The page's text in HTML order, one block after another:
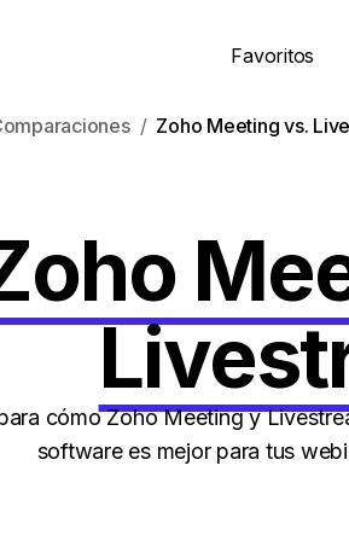
Favoritos
Zoho Meeting vs.
cómo Zoho Meeting y
software es mejor para tus